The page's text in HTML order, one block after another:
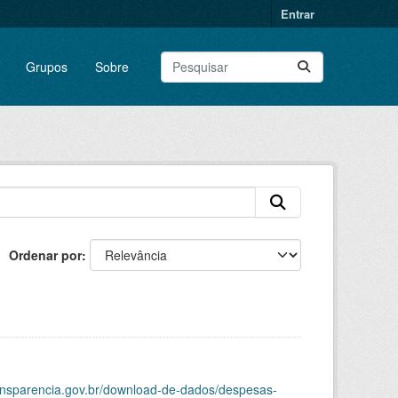
Entrar
Grupos Sobre
Ordenar por
download-de-dados/despesas-